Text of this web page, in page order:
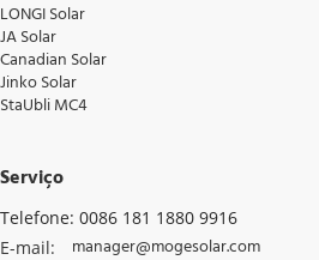
LONGI Solar
JA Solar
Canadian Solar
Jinko Solar
StaUbli MC4
Serviço
Telefone: 0086 181 1880 9916
E-mail:
manager@mogesolar.com